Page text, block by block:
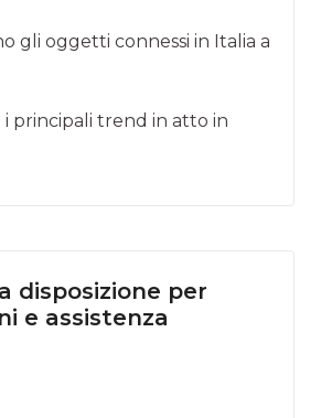
gli oggetti connessi in Italia a
i principali trend in atto in
disposizione per
e assistenza